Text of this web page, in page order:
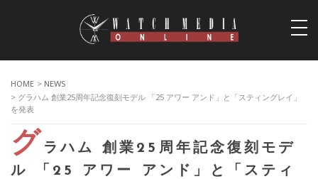
HOME > NEWS
> グラハム 創業25周年記念復刻モデル 「25 アワー アンド」と「スティングレイ」
を発表
グ ラハム 創業25周年記念復刻モデ
ル 「25 アワー アンド」と「スティ